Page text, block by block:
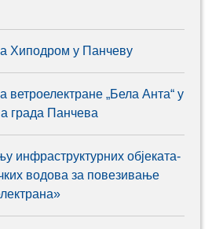
Хиподром у Панчеву
ветроелектране „Бела Анта“ у
града Панчева
инфраструктурних објеката-
водова за повезивање